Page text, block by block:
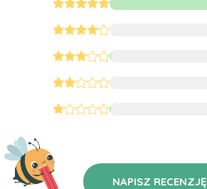
NAPISZ RECENZJĘ